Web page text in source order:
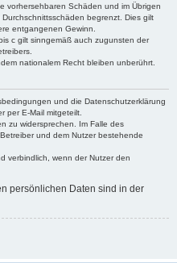
vorhersehbaren Schäden und im Übrigen
begrenzt. Dies gilt
entgangenen Gewinn.
c gilt sinngemäß auch zugunsten der
nationalem Recht bleiben unberührt.
und die Datenschutzerklärung
per E-Mail mitgeteilt.
zu widersprechen. Im Falle des
und dem Nutzer bestehende
verbindlich, wenn der Nutzer den
persönlichen Daten sind in der